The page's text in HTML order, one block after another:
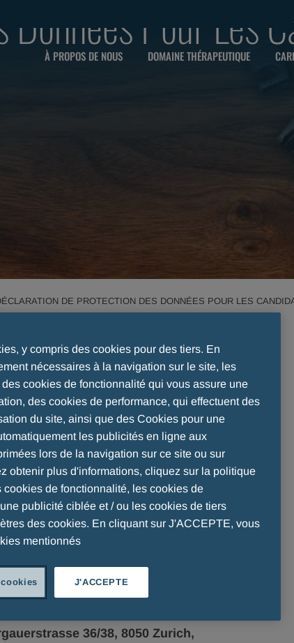
À PROPOS DE NOUS DOMAINE THÉRAPEUTIQUE
Pour Les
DE PROTECTION DES DONNÉES POUR LES
Pour Les
»)souhaite vous informer que le
du site Web («Site Web») ou
conformément à la loi sur la
la Loi suisse sur la protection des
européenne (UE) 2016/679 –
«
Législation sur le travail et
des données à l’utilisation de
36/38, 8050 Zurich,
y compris des cookies pour des tiers. En
nécessaires à la navigation sur le site, les
cookies de fonctionnalité qui vous assure une
des cookies de performance, qui effectuent des
du site, ainsi que des Cookies pour une
les publicités en ligne aux
lors de la navigation sur ce site ou sur
obtenir plus d'informations, cliquez sur la politique
de fonctionnalité, les cookies de
publicité ciblée et / ou les cookies de tiers
des cookies. En cliquant sur J'ACCEPTE, vous
mentionnés
J'ACCEPTE